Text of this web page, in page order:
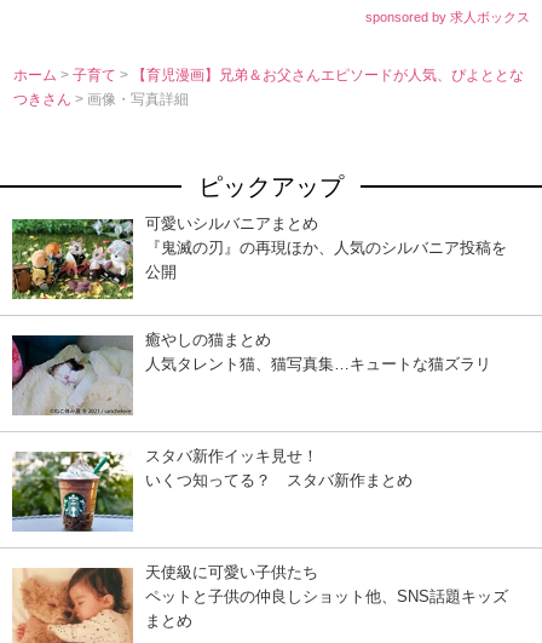
sponsored by 求人ボックス
ホーム >子育て>
【育児漫画】兄弟＆お父さんエピソードが人気、ぴよととな
つきさん> 画像・写真詳細
ピックアップ
可愛いシルバニアまとめ
『鬼滅の刃』の再現ほか、人気のシルバニア投稿を
公開
癒やしの猫まとめ
人気タレント猫、猫写真集…キュートな猫ズラリ
スタバ新作イッキ見せ！
いくつ知ってる？ スタバ新作まとめ
天使級に可愛い子供たち
ペットと子供の仲良しショット他、SNS話題キッズ
まとめ